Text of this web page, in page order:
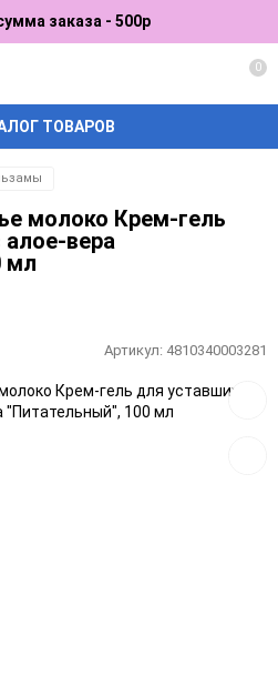
заказа - 500р
ТОВАРОВ
0
молоко Крем-гель
алое-вера
мл
Артикул: 4810340003281